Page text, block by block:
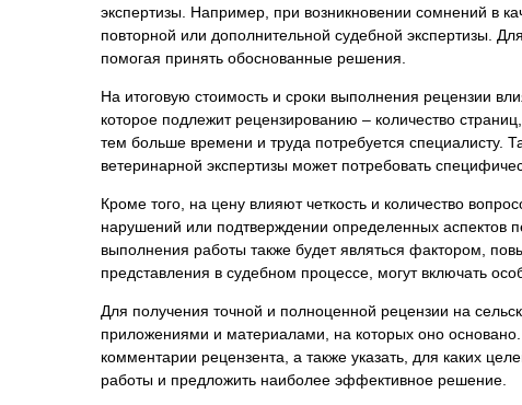
экспертизы. Например, при возникновении сомнений в
повторной или дополнительной судебной экспертизы.
помогая принять обоснованные решения.
На итоговую стоимость и сроки выполнения рецензии
которое подлежит рецензированию – количество
тем больше времени и труда потребуется специалисту.
ветеринарной экспертизы может потребовать
Кроме того, на цену влияют четкость и количество
нарушений или подтверждении определенных аспектов
выполнения работы также будет являться фактором,
представления в судебном процессе, могут включать
Для получения точной и полноценной рецензии на
приложениями и материалами, на которых оно
комментарии рецензента, а также указать, для каких
работы и предложить наиболее эффективное решение.